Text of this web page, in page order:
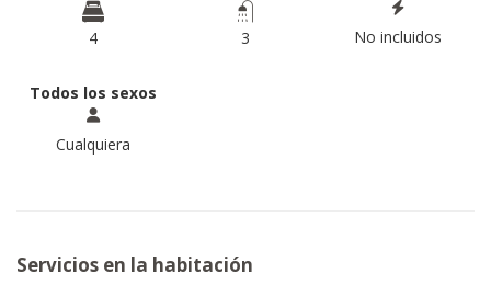
4 3 No incluidos
Todos los sexos
Cualquiera
Servicios en la habitación